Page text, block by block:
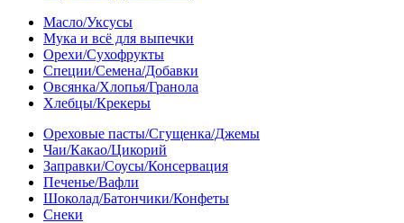
Масло/Уксусы
Мука и всё для выпечки
Орехи/Сухофрукты
Специи/Семена/Добавки
Овсянка/Хлопья/Гранола
Хлебцы/Крекеры
Ореховые пасты/Сгущенка/Джемы
Чаи/Какао/Цикорий
Заправки/Соусы/Консервация
Печенье/Вафли
Шоколад/Батончики/Конфеты
Снеки